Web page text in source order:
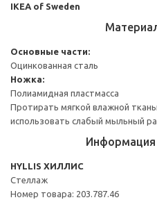
IKEA of Sweden
Основные части:
Оцинкованная сталь
Ножка:
Полиамидная пластмасса
Протирать мягкой влажной
использовать слабый мыльный
Информация
HYLLIS ХИЛЛИС
Стеллаж
Номер товара: 203.787.46